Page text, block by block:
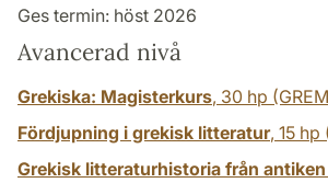
Ges termin: höst 2026
Avancerad nivå
Grekiska: Magisterkurs, 30 hp
Fördjupning i grekisk litteratur, 15 hp
Grekisk litteraturhistoria från